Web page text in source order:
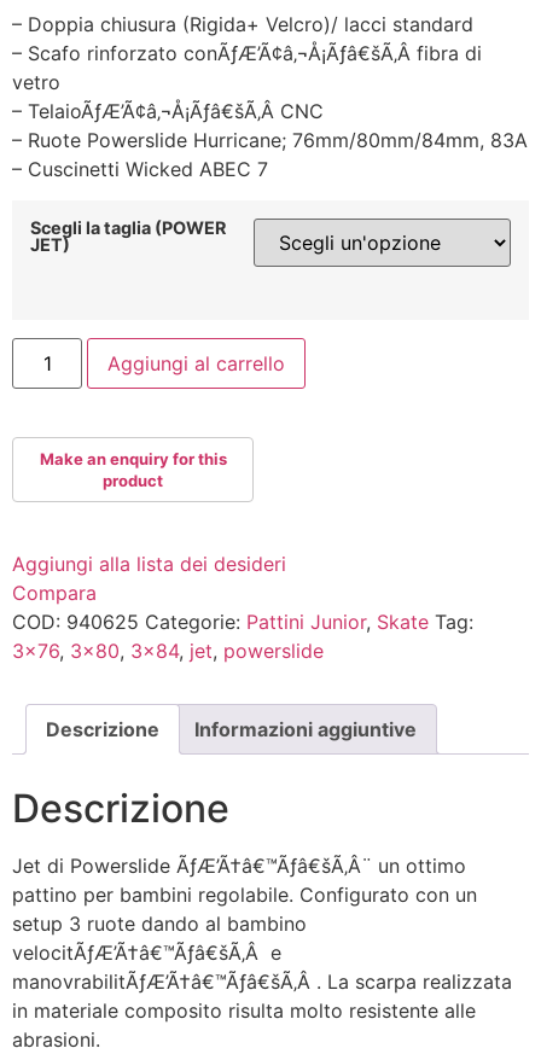
– Doppia chiusura (Rigida+ Velcro)/ lacci standard
– Scafo rinforzato conÃƒÆ’Ã¢â‚¬Å¡Ãƒâ€šÃ‚Â fibra di
vetro
– TelaioÃƒÆ’Ã¢â‚¬Å¡Ãƒâ€šÃ‚Â CNC
– Ruote Powerslide Hurricane; 76mm/80mm/84mm, 83A
– Cuscinetti Wicked ABEC 7
Scegli la taglia (POWER
JET)
POWERSLIDE
JET
ROSA
Aggiungi al carrello
Aggiungi alla lista dei desideri
Compara
COD: 940625 Categorie: Pattini Junior, Skate Tag:
3x76, 3x80, 3x84, jet, powerslide
Descrizione Informazioni aggiuntive
Descrizione
Jet di Powerslide ÃƒÆ’Ã†â€™Ãƒâ€šÃ‚Â¨ un ottimo
pattino per bambini regolabile. Configurato con un
setup 3 ruote dando al bambino
velocitÃƒÆ’Ã†â€™Ãƒâ€šÃ‚Â e
manovrabilitÃƒÆ’Ã†â€™Ãƒâ€šÃ‚Â . La scarpa realizzata
in materiale composito risulta molto resistente alle
abrasioni.